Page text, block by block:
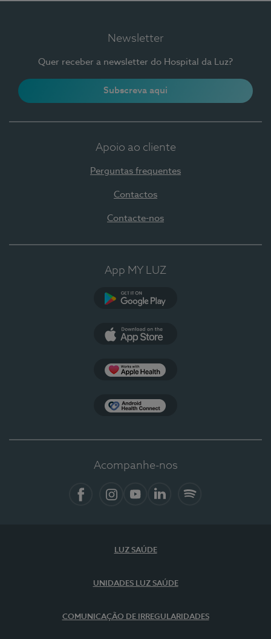
Newsletter
Quer receber a newsletter do Hospital da Luz?
Subscreva aqui
Apoio ao cliente
Perguntas frequentes
Contactos
Contacte-nos
App MY LUZ
Acompanhe-nos
LUZ SAÚDE
UNIDADES LUZ SAÚDE
COMUNICAÇÃO DE IRREGULARIDADES